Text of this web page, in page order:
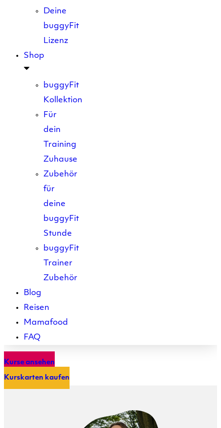
Deine
buggyFit
Lizenz
Shop
buggyFit
Kollektion
Für
dein
Training
Zuhause
Zubehör
für
deine
buggyFit
Stunde
buggyFit
Trainer
Zubehör
Blog
Reisen
Mamafood
FAQ
Kurse ansehen
Kurskarten kaufen